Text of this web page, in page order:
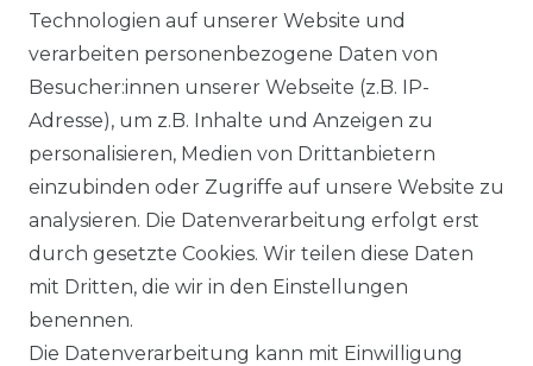
DATENSCHUTZERKLÄRUNG
WIDERRUFSRECHT
IMPRESSUM
Technologien auf unserer Website und
verarbeiten personenbezogene Daten von
Besucher:innen unserer Webseite (z.B. IP-
Adresse), um z.B. Inhalte und Anzeigen zu
personalisieren, Medien von Drittanbietern
einzubinden oder Zugriffe auf unsere Website zu
analysieren. Die Datenverarbeitung erfolgt erst
durch gesetzte Cookies. Wir teilen diese Daten
mit Dritten, die wir in den Einstellungen
benennen.
Die Datenverarbeitung kann mit Einwilligung